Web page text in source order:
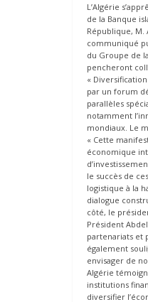
L’Algérie
de la Banque
République,
communiqué
du Groupe de
pencheront
«
par un forum
parallèles
notamment
mondiaux. Le
« Cette
économique
le succès de
logistique à la
dialogue
côté, le
Président
partenariats et
également
envisager de
Algérie
institutions
diversifier